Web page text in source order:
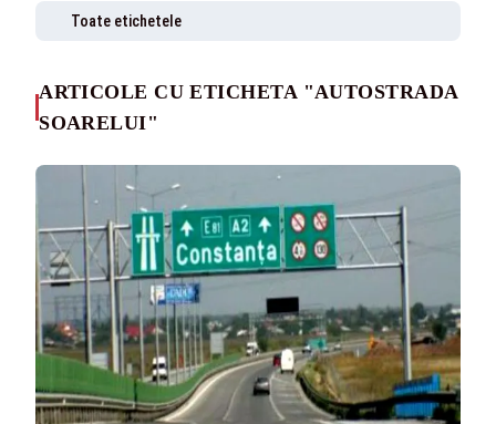
Toate etichetele
ARTICOLE CU ETICHETA "AUTOSTRADA
SOARELUI"